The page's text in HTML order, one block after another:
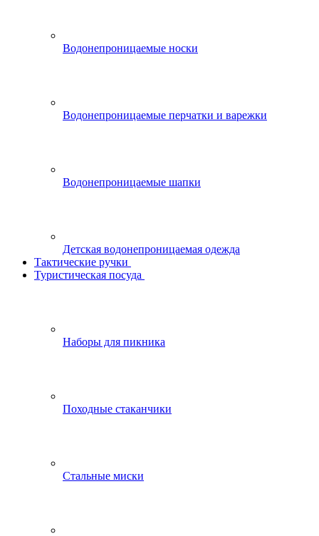
Водонепроницаемые носки
Водонепроницаемые перчатки и варежки
Водонепроницаемые шапки
Детская водонепроницаемая одежда
Тактические ручки
Туристическая посуда
Наборы для пикника
Походные стаканчики
Стальные миски